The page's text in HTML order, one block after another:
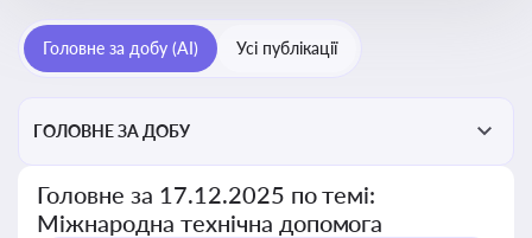
Головне за добу (AI) Усі публікації
ГОЛОВНЕ ЗА ДОБУ
Головне за 17.12.2025 по темі:
Міжнародна технічна допомога